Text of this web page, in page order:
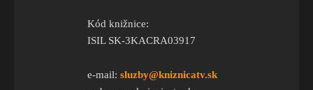
Kód knižnice:
ISIL SK-3KACRA03917
e-mail: sluzby@kniznicatv.sk